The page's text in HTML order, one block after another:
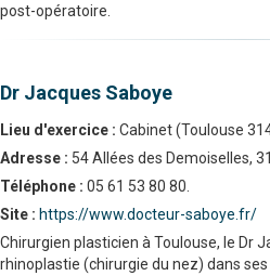
post-opératoire.
Dr Jacques Saboye
Lieu d'exercice : Cabinet (Toulouse
Adresse : 54 Allées des Demoiselles,
Téléphone : 05 61 53 80 80.
Site : https://www.docteur-saboye.fr/
Chirurgien plasticien à Toulouse, le Dr
rhinoplastie (chirurgie du nez) dans